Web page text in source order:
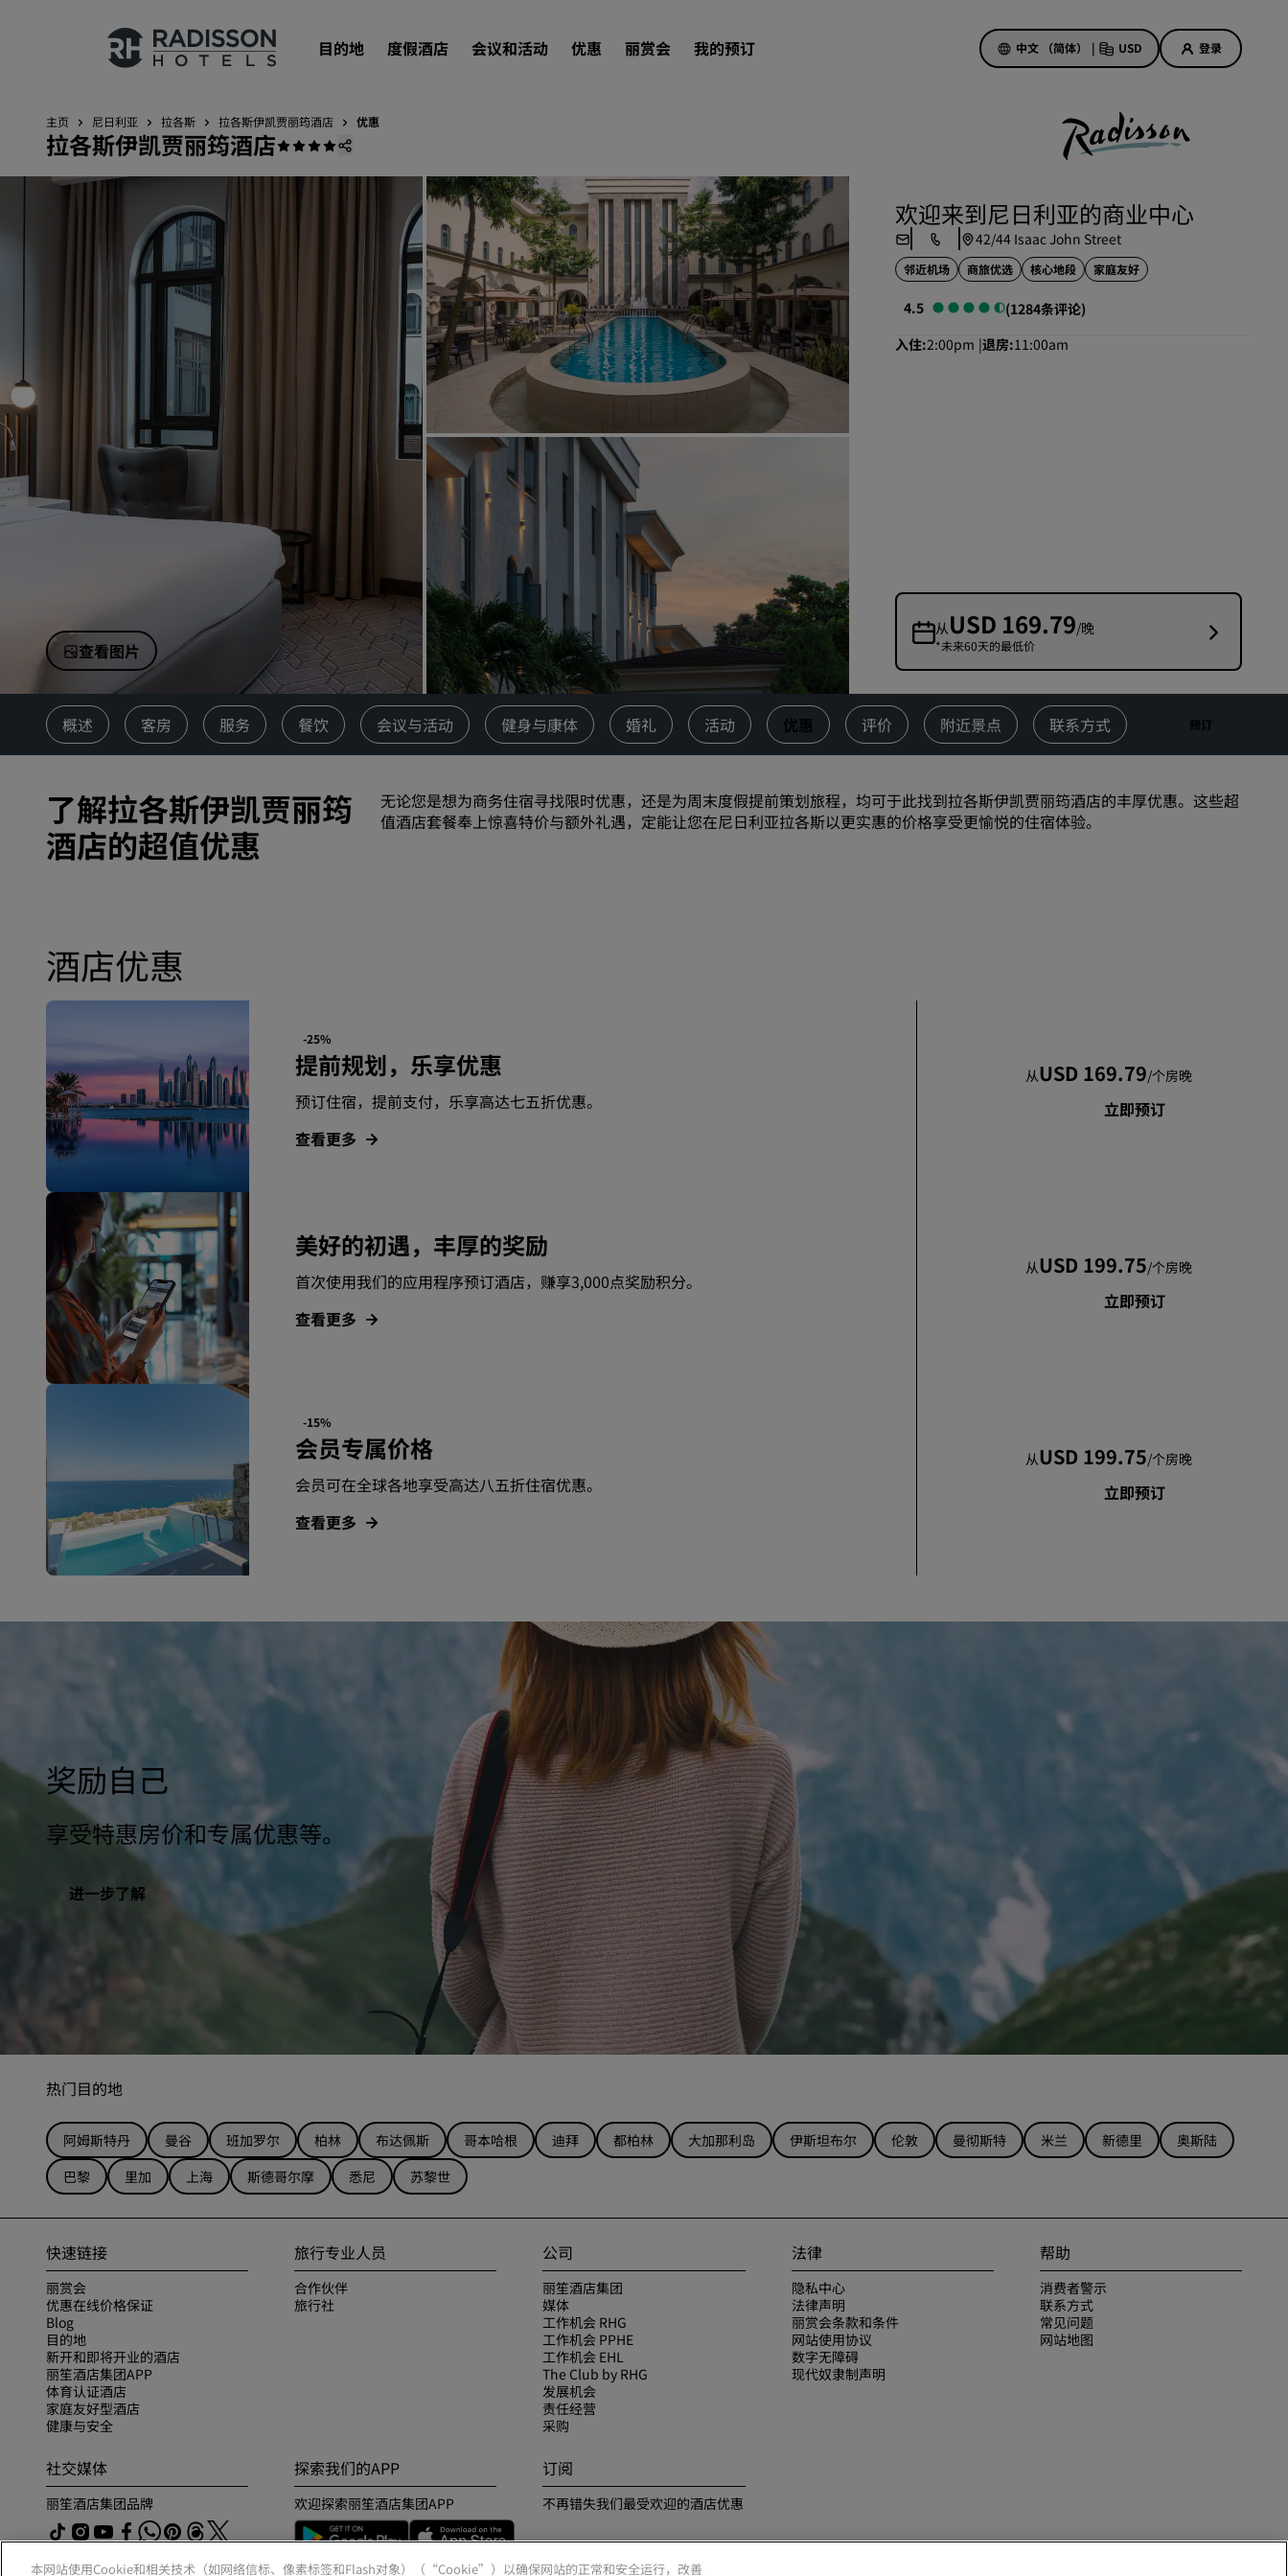
目的地 度假酒店 会议和活动 优惠 丽赏会 我的预订 中文 （简体） | USD 登录
我们的品牌
丽笙酒店集团品牌
中国附属品牌
目的地
度假酒店
服务式公寓
机场酒店
新开业和即将开业的酒店
会议和活动
探索丽笙会议
预订会议空间
行业方案
搜索航班
餐饮
搜索餐厅
数字服务
丽笙酒店集团应用程序
美好的初遇，丰厚的奖励
当日特惠
提前预订
查看套餐
访问我们的博客
丽赏会
了解丽赏会
礼遇
如何使用积分
预订人员和策划人员
主页 尼日利亚 拉各斯 拉各斯伊凯贾丽筠酒店 优惠
拉各斯伊凯贾丽筠酒店
查看图片
欢迎来到尼日利亚的商业中心
42/44 Isaac John Street
邻近机场 商旅优选 核心地段 家庭友好
4.5
(1284条评论)
入住 2:00pm 退房 11:00am
从USD 169.79/晚
*未来60天的最低价
概述 客房 服务 餐饮 会议与活动 健身与康体 婚礼 活动 优惠 评价 附近景点 联系方式 预订
了解拉各斯伊凯贾丽筠
酒店的超值优惠
无论您是想为商务住宿寻找限时优惠，还是为周末度假提前策划旅程，均可于此找到拉各斯伊凯贾丽筠酒店的丰厚优惠。这些超
值酒店套餐奉上惊喜特价与额外礼遇，定能让您在尼日利亚拉各斯以更实惠的价格享受更愉悦的住宿体验。
酒店优惠
-25%
提前规划，乐享优惠
预订住宿，提前支付，乐享高达七五折优惠。
查看更多
从USD 169.79/个房晚
立即预订
美好的初遇，丰厚的奖励
首次使用我们的应用程序预订酒店，赚享3,000点奖励积分。
查看更多
从USD 199.75/个房晚
立即预订
-15%
会员专属价格
会员可在全球各地享受高达八五折住宿优惠。
查看更多
从USD 199.75/个房晚
立即预订
奖励自己
享受特惠房价和专属优惠等。
进一步了解
热门目的地
阿姆斯特丹 曼谷 班加罗尔 柏林 布达佩斯 哥本哈根 迪拜 都柏林 大加那利岛 伊斯坦布尔 伦敦 曼彻斯特 米兰 新德里
奥斯陆
巴黎
里加 上海 斯德哥尔摩 悉尼 苏黎世
快速链接
丽赏会
优惠在线价格保证
Blog
目的地
新开和即将开业的酒店
丽笙酒店集团APP
体育认证酒店
家庭友好型酒店
健康与安全
旅行专业人员
合作伙伴
旅行社
公司
丽笙酒店集团
媒体
工作机会 RHG
工作机会 PPHE
工作机会 EHL
The Club by RHG
发展机会
责任经营
采购
法律
隐私中心
法律声明
丽赏会条款和条件
网站使用协议
数字无障碍
现代奴隶制声明
帮助
消费者警示
联系方式
常见问题
网站地图
社交媒体
丽笙酒店集团品牌
探索我们的APP
欢迎探索丽笙酒店集团APP
订阅
不再错失我们最受欢迎的酒店优惠
本网站使用Cookie和相关技术（如网络信标、像素标签和Flash对象）（“Cookie”）以确保网站的正常和安全运行，改善